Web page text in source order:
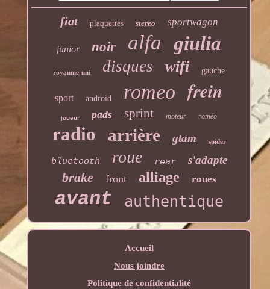
fiat plaquettes stereo sportwagon
junior noir alfa giulia
royaume-uni disques wifi gauche
sport android romeo frein
joueur pads sprint moteur roméo
radio arrière gtam spider
bluetooth roue rear s'adapte
brake front alliage roues
avant authentique
Accueil
Nous joindre
Politique de confidentialité